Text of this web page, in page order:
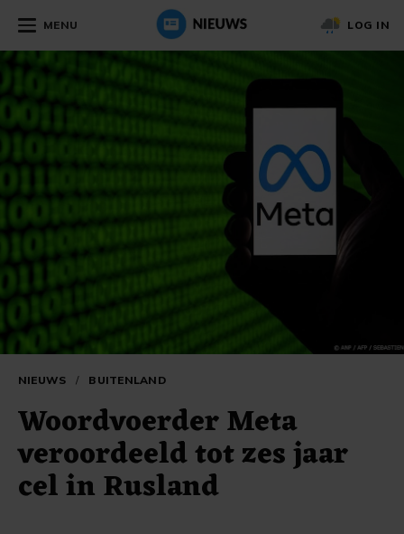
MENU LOG IN
NIEUWS / BUITENLAND
Woordvoerder Meta
veroordeeld tot zes jaar
cel in Rusland